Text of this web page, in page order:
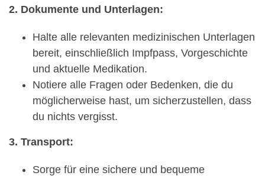
2. Dokumente und Unterlagen:
Halte alle relevanten medizinischen Unterlagen
bereit, einschließlich Impfpass, Vorgeschichte
und aktuelle Medikation.
Notiere alle Fragen oder Bedenken, die du
möglicherweise hast, um sicherzustellen, dass
du nichts vergisst.
3. Transport:
Sorge für eine sichere und bequeme